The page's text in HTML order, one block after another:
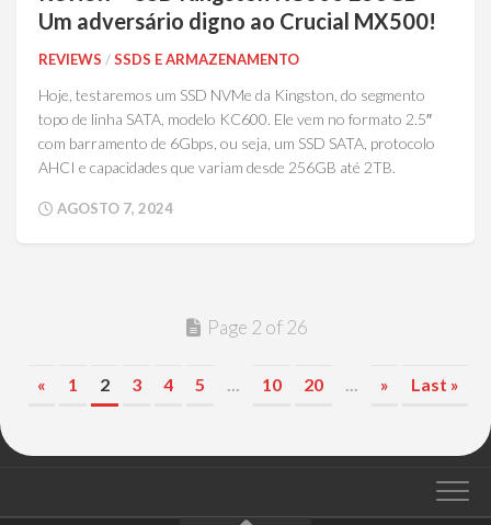
Um adversário digno ao Crucial MX500!
REVIEWS /SSDS E ARMAZENAMENTO
Hoje, testaremos um SSD NVMe da Kingston, do segmento
topo de linha SATA, modelo KC600. Ele vem no formato 2.5″
com barramento de 6Gbps, ou seja, um SSD SATA, protocolo
AHCI e capacidades que variam desde 256GB até 2TB.
AGOSTO 7, 2024
Page 2 of 26
« 1 2 3 4 5 10 20 » Last »